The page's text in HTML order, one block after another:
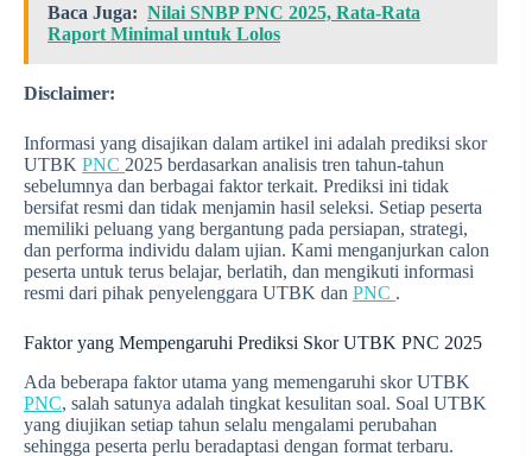
Baca Juga: Nilai SNBP PNC 2025, Rata-Rata
Raport Minimal untuk Lolos
Disclaimer:
Informasi yang disajikan dalam artikel ini adalah prediksi skor
UTBK PNC 2025 berdasarkan analisis tren tahun-tahun
sebelumnya dan berbagai faktor terkait. Prediksi ini tidak
bersifat resmi dan tidak menjamin hasil seleksi. Setiap peserta
memiliki peluang yang bergantung pada persiapan, strategi,
dan performa individu dalam ujian. Kami menganjurkan calon
peserta untuk terus belajar, berlatih, dan mengikuti informasi
resmi dari pihak penyelenggara UTBK dan PNC .
Faktor yang Mempengaruhi Prediksi Skor UTBK PNC 2025
Ada beberapa faktor utama yang memengaruhi skor UTBK
PNC, salah satunya adalah tingkat kesulitan soal. Soal UTBK
yang diujikan setiap tahun selalu mengalami perubahan
sehingga peserta perlu beradaptasi dengan format terbaru.